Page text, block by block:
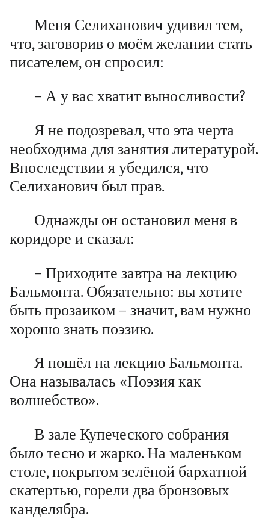
Меня Селиханович удивил тем,
что, заговорив о моём желании стать
писателем, он спросил:
– А у вас хватит выносливости?
Я не подозревал, что эта черта
необходима для занятия литературой.
Впоследствии я убедился, что
Селиханович был прав.
Однажды он остановил меня в
коридоре и сказал:
– Приходите завтра на лекцию
Бальмонта. Обязательно: вы хотите
быть прозаиком – значит, вам нужно
хорошо знать поэзию.
Я пошёл на лекцию Бальмонта.
Она называлась «Поэзия как
волшебство».
В зале Купеческого собрания
было тесно и жарко. На маленьком
столе, покрытом зелёной бархатной
скатертью, горели два бронзовых
канделябра.